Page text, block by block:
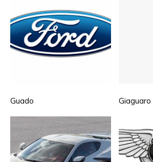
Guado Giaguaro